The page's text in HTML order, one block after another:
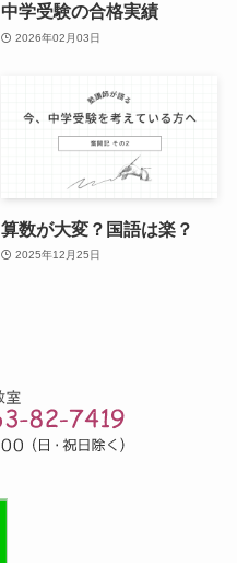
中学受験の合格実績
2026年02月03日
算数が大変？国語は楽？
2025年12月25日